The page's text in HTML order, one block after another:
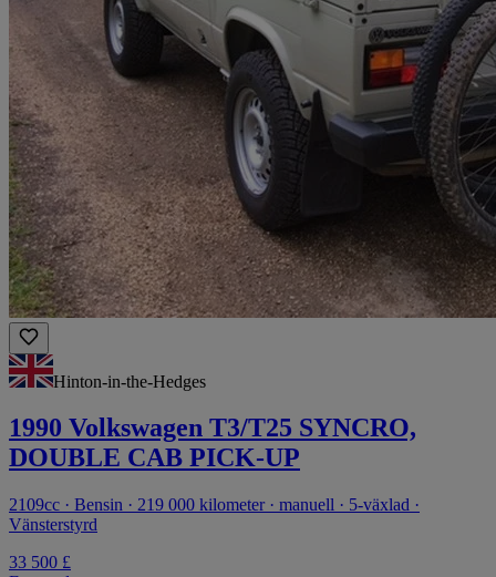
Hinton-in-the-Hedges
1990 Volkswagen T3/T25 SYNCRO,
DOUBLE CAB PICK-UP
2109cc · Bensin · 219 000 kilometer · manuell · 5-växlad ·
Vänsterstyrd
33 500 £